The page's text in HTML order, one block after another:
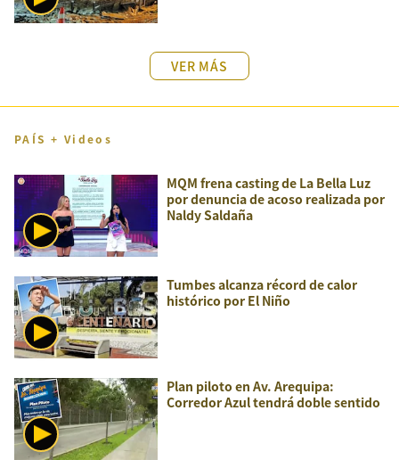
VER MÁS
PAÍS + Videos
MQM frena casting de La Bella Luz
por denuncia de acoso realizada por
Naldy Saldaña
Tumbes alcanza récord de calor
histórico por El Niño
Plan piloto en Av. Arequipa:
Corredor Azul tendrá doble sentido